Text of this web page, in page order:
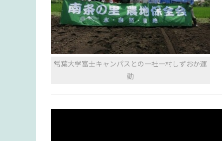
常葉大学富士キャンパスとの一社一村しずおか運
動